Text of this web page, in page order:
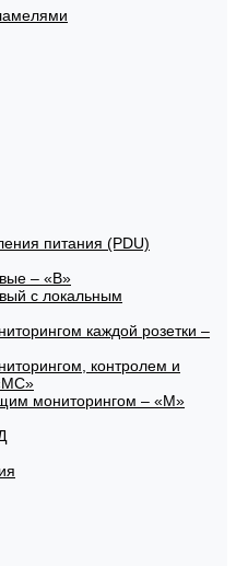
питания (PDU)
– «В»
с локальным
каждой розетки –
контролем и
мониторингом – «М»